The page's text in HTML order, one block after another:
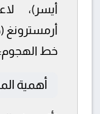
أيسر)،
أرمسترونغ
خط الهجوم:
أهمية